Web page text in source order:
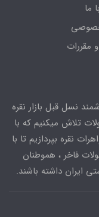
ما
مقررات
نسل قبل بازار نقره
تلاش میکنیم که با
نقره بپردازیم تا با
فاخر ، هموطنان
ایران داشته باشند.